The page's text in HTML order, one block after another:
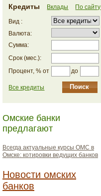
Кредиты Вклады По сайту
Вид :
Валюта:
Сумма:
Срок (мес.):
Процент, % от
до
Все кредиты
Омские банки
предлагают
Всегда актуальные курсы ОМС в
Омске: котировки ведущих банков
Новости омских
банков